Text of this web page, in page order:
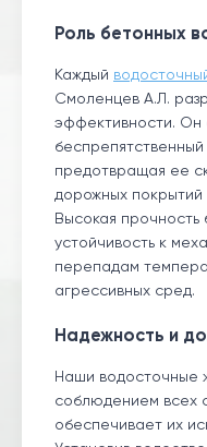
Роль бетонных
Каждый
Смоленцев А.Л.
эффективности. Он
предотвращая ее
дорожных покрытий
Высокая прочность
устойчивость к
перепадам
агрессивных сред.
Надежность и
Наши водосточные
соблюдением всех
обеспечивает их